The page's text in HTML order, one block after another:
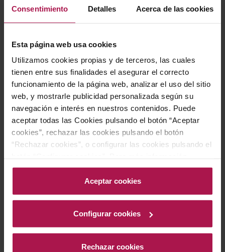
Consentimiento Detalles Acerca de las cookies
Esta página web usa cookies
Utilizamos cookies propias y de terceros, las cuales
tienen entre sus finalidades el asegurar el correcto
funcionamiento de la página web, analizar el uso del sitio
web, y mostrarle publicidad personalizada según su
navegación e interés en nuestros contenidos. Puede
aceptar todas las Cookies pulsando el botón “Aceptar
cookies”, rechazar las cookies pulsando el botón
“Rechazar cookies”, o configurar las cookies pulsando el
acceda a nuestra Política de Cookies.Para más
información acceda a nuestraPolítica de Cookies
Aceptar cookies
Configurar cookies
Rechazar cookies
AÑADIR AÑADIR
DO Ribera del Duero
Valbuena 5º
2021
DO Ribera del Duero
Unico Reserva Especial
640,60 €